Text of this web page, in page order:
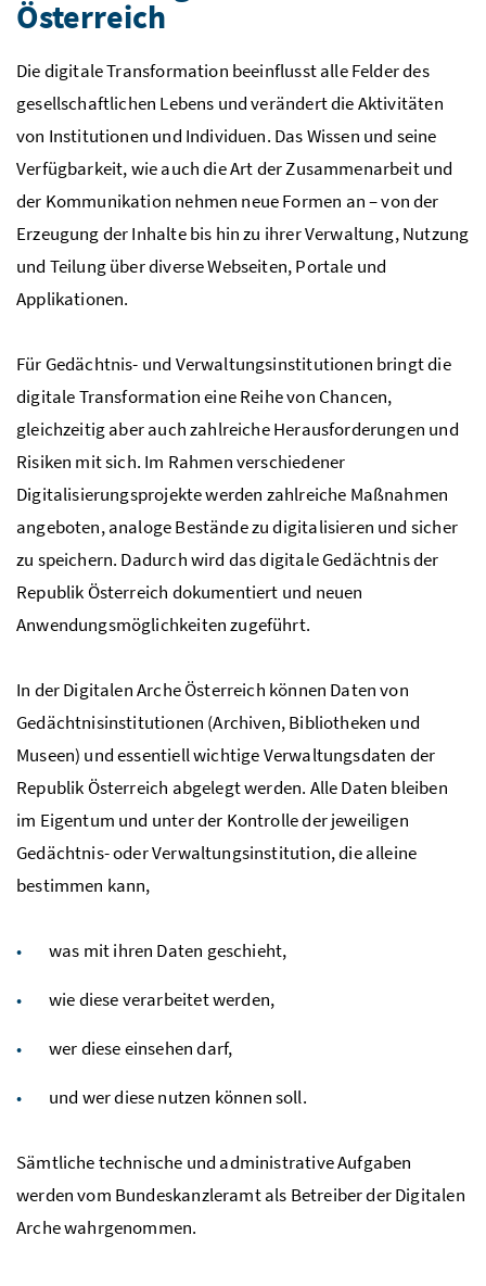
Österreich
Die digitale Transformation beeinflusst alle Felder des
gesellschaftlichen Lebens und verändert die Aktivitäten
von Institutionen und Individuen. Das Wissen und seine
Verfügbarkeit, wie auch die Art der Zusammenarbeit und
der Kommunikation nehmen neue Formen an – von der
Erzeugung der Inhalte bis hin zu ihrer Verwaltung, Nutzung
und Teilung über diverse Webseiten, Portale und
Applikationen.
Für Gedächtnis- und Verwaltungsinstitutionen bringt die
digitale Transformation eine Reihe von Chancen,
gleichzeitig aber auch zahlreiche Herausforderungen und
Risiken mit sich. Im Rahmen verschiedener
Digitalisierungsprojekte werden zahlreiche Maßnahmen
angeboten, analoge Bestände zu digitalisieren und sicher
zu speichern. Dadurch wird das digitale Gedächtnis der
Republik Österreich dokumentiert und neuen
Anwendungsmöglichkeiten zugeführt.
In der Digitalen Arche Österreich können Daten von
Gedächtnisinstitutionen (Archiven, Bibliotheken und
Museen) und essentiell wichtige Verwaltungsdaten der
Republik Österreich abgelegt werden. Alle Daten bleiben
im Eigentum und unter der Kontrolle der jeweiligen
Gedächtnis- oder Verwaltungsinstitution, die alleine
bestimmen kann,
was mit ihren Daten geschieht,
wie diese verarbeitet werden,
wer diese einsehen darf,
und wer diese nutzen können soll.
Sämtliche technische und administrative Aufgaben
werden vom Bundeskanzleramt als Betreiber der Digitalen
Arche wahrgenommen.